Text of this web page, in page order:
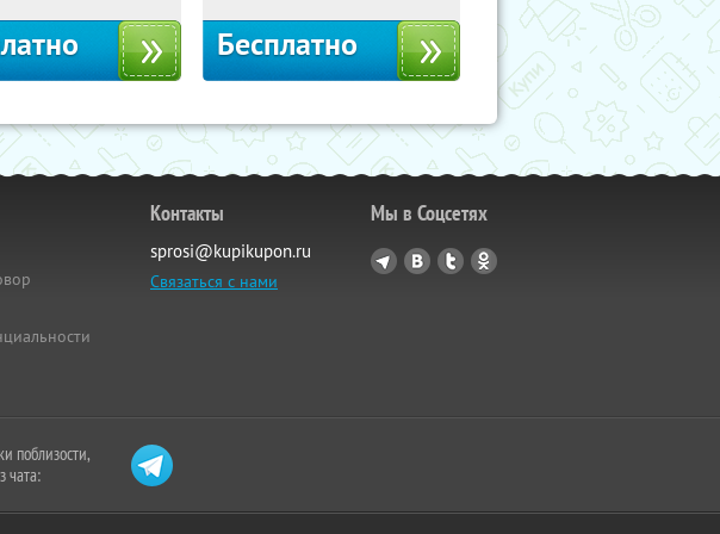
Бесплатно
Контакты
sprosi@kupikupon.ru
Связаться с нами
Мы в Соцсетях
поблизости,
чата: